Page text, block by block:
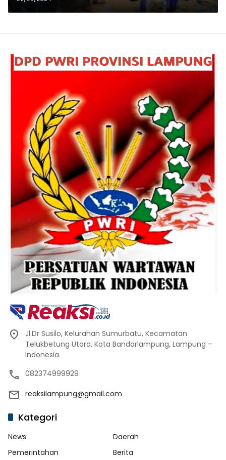
Jl.Dr Susilo, Kelurahan Sumurbatu, Kecamatan
Telukbetung Utara, Kota Bandarlampung, Lampung –
Indonesia.
082374999929
reaksilampung@gmail.com
Kategori
News
Daerah
Pemerintahan
Berita